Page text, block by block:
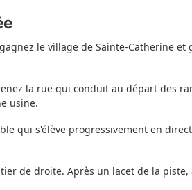
le village de Sainte-Catherine
la rue qui conduit au départ des
usine.
qui s'élève progressivement en
de droite. Après un lacet de la